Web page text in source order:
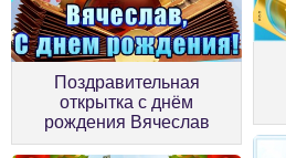
Поздравительная
открытка с днём
рождения Вячеслав